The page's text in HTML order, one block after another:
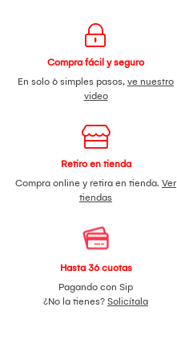
Compra fácil y seguro
En solo 6 simples pasos, ve nuestro
video
Retiro en tienda
Compra online y retira en tienda. Ver
tiendas
Hasta 36 cuotas
Pagando con Sip
¿No la tienes? Solicítala